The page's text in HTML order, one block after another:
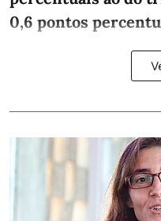
0,6 pontos